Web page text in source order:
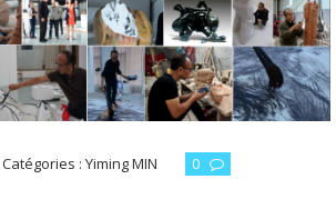
Catégories :Yiming MIN 0